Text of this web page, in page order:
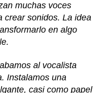
muchas voces
crear sonidos. La idea
en algo
al vocalista
Instalamos una
casi como papel